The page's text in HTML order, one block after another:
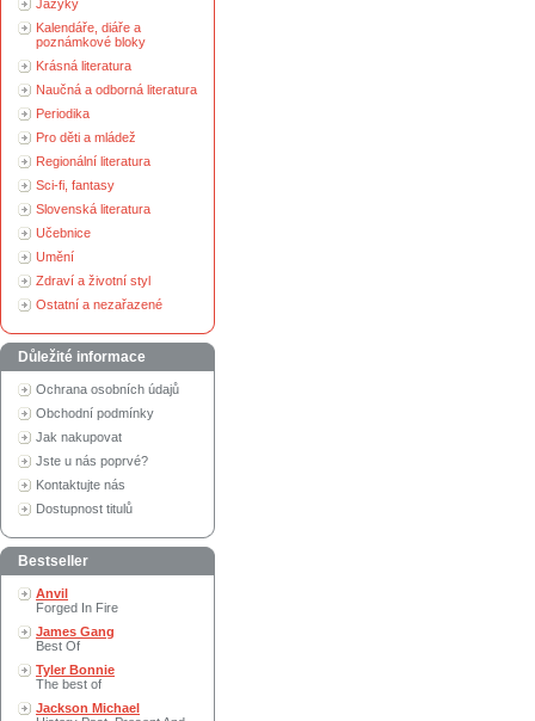
Jazyky
Kalendáře, diáře a
poznámkové bloky
Krásná literatura
Naučná a odborná literatura
Periodika
Pro děti a mládež
Regionální literatura
Sci-fi, fantasy
Slovenská literatura
Učebnice
Umění
Zdraví a životní styl
Ostatní a nezařazené
Důležité informace
Ochrana osobních údajů
Obchodní podmínky
Jak nakupovat
Jste u nás poprvé?
Kontaktujte nás
Dostupnost titulů
Bestseller
Anvil
Forged In Fire
James Gang
Best Of
Tyler Bonnie
The best of
Jackson Michael